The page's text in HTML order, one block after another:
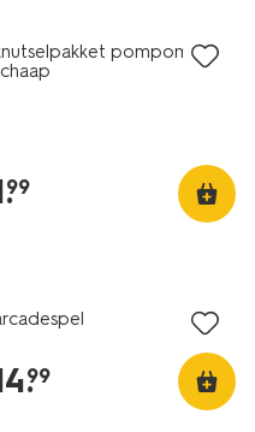
pompomset
.
99
.
99